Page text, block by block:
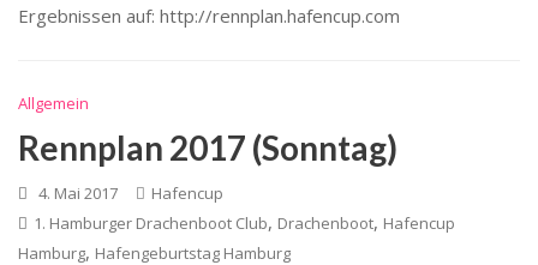
Ergebnissen auf: http://rennplan.hafencup.com
Allgemein
Rennplan 2017 (Sonntag)
4. Mai 2017
Hafencup
1. Hamburger Drachenboot Club, Drachenboot, Hafencup
Hamburg, Hafengeburtstag Hamburg